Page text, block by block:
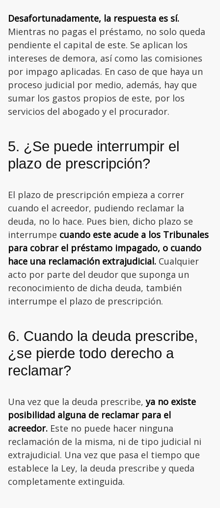
Desafortunadamente, la respuesta es sí.
Mientras no pagas el préstamo, no solo queda
pendiente el capital de este. Se aplican los
intereses de demora, así como las comisiones
por impago aplicadas. En caso de que haya un
proceso judicial por medio, además, hay que
sumar los gastos propios de este, por los
servicios del abogado y el procurador.
5. ¿Se puede interrumpir el
plazo de prescripción?
El plazo de prescripción empieza a correr
cuando el acreedor, pudiendo reclamar la
deuda, no lo hace. Pues bien, dicho plazo se
interrumpe cuando este acude a los Tribunales
para cobrar el préstamo impagado, o cuando
hace una reclamación extrajudicial. Cualquier
acto por parte del deudor que suponga un
reconocimiento de dicha deuda, también
interrumpe el plazo de prescripción.
6. Cuando la deuda prescribe,
¿se pierde todo derecho a
reclamar?
Una vez que la deuda prescribe,ya no existe
posibilidad alguna de reclamar para el
acreedor. Este no puede hacer ninguna
reclamación de la misma, ni de tipo judicial ni
extrajudicial. Una vez que pasa el tiempo que
establece la Ley, la deuda prescribe y queda
completamente extinguida.